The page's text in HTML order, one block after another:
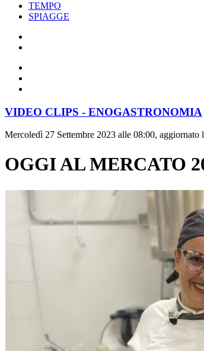
TEMPO
SPIAGGE
VIDEO CLIPS - ENOGASTRONOMIA
Mercoledì 27 Settembre 2023 alle 08:00, aggiornato
OGGI AL MERCATO